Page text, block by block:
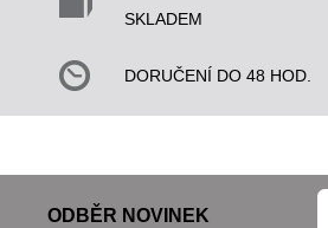
SKLADEM
DORUČENÍ DO 48 HOD.
ODBĚR NOVINEK